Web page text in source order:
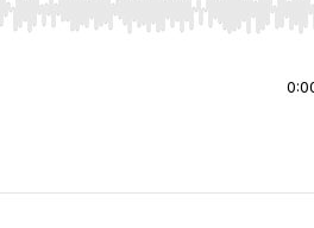
seek, Home/End to jump to start